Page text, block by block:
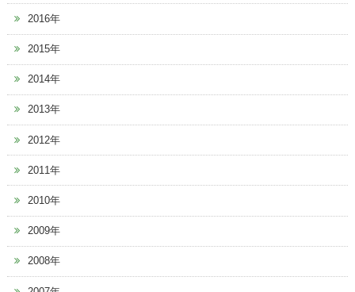
2016年
2015年
2014年
2013年
2012年
2011年
2010年
2009年
2008年